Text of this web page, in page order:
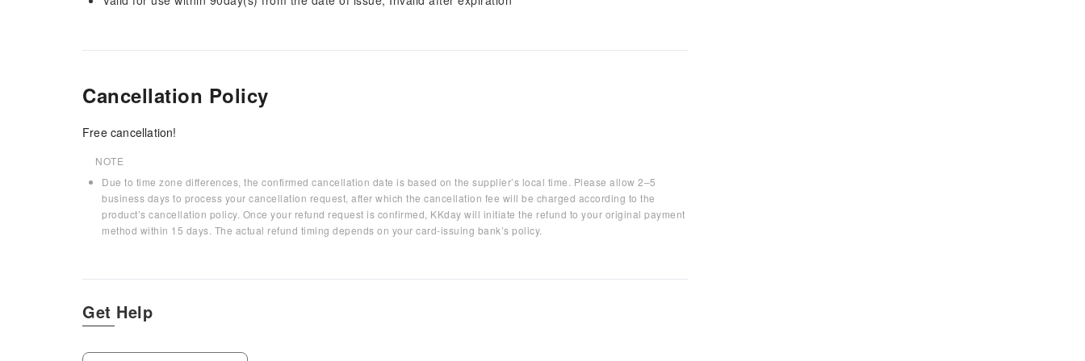
Cancellation Policy
Free cancellation!
NOTE
Due to time zone differences, the confirmed cancellation date is based on the supplier’s local time. Please allow 2–5
business days to process your cancellation request, after which the cancellation fee will be charged according to the
product’s cancellation policy. Once your refund request is confirmed, KKday will initiate the refund to your original payment
method within 15 days. The actual refund timing depends on your card-issuing bank’s policy.
Get Help